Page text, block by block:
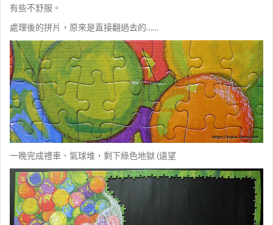
有些不舒服。
處理後的拼片，原來是直接翻過去的……
一晚完成禮車、氣球堆，剩下綠色地獄 (遠望